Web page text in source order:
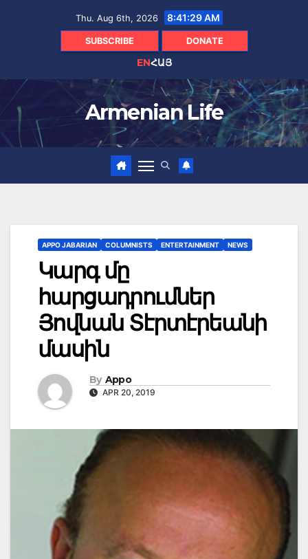
Thu. Aug 6th, 2026 8:41:31 AM
SUBSCRIBE DONATE
ENՀԱՅ
Armenian Life
APPO JABARIAN COLUMNISTS ENTERTAINMENT NEWS
Կարգ մը
հարցադրումներ
Յովնան Տէրտէրեանի
մասին
By Appo
APR 20, 2019